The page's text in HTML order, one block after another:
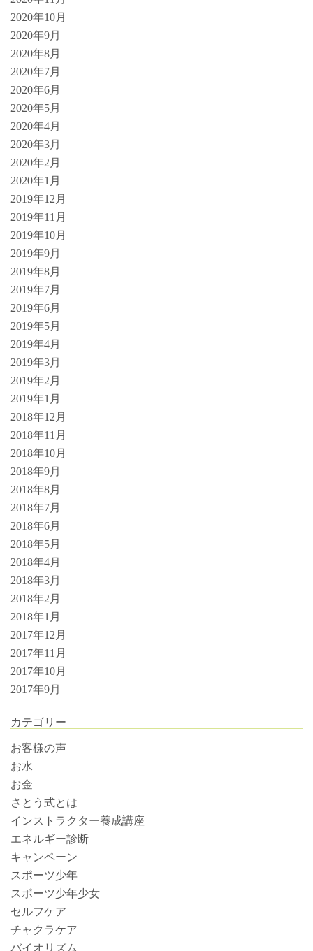
2020年10月
2020年9月
2020年8月
2020年7月
2020年6月
2020年5月
2020年4月
2020年3月
2020年2月
2020年1月
2019年12月
2019年11月
2019年10月
2019年9月
2019年8月
2019年7月
2019年6月
2019年5月
2019年4月
2019年3月
2019年2月
2019年1月
2018年12月
2018年11月
2018年10月
2018年9月
2018年8月
2018年7月
2018年6月
2018年5月
2018年4月
2018年3月
2018年2月
2018年1月
2017年12月
2017年11月
2017年10月
2017年9月
カテゴリー
お客様の声
お水
お金
さとう式とは
インストラクター養成講座
エネルギー診断
キャンペーン
スポーツ少年
スポーツ少年少女
セルフケア
チャクラケア
バイオリズム